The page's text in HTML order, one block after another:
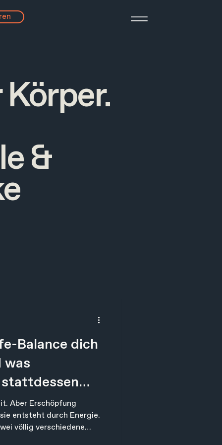
&
Balance dich
Aber Erschöpfung
entsteht durch Energie.
völlig verschiedene